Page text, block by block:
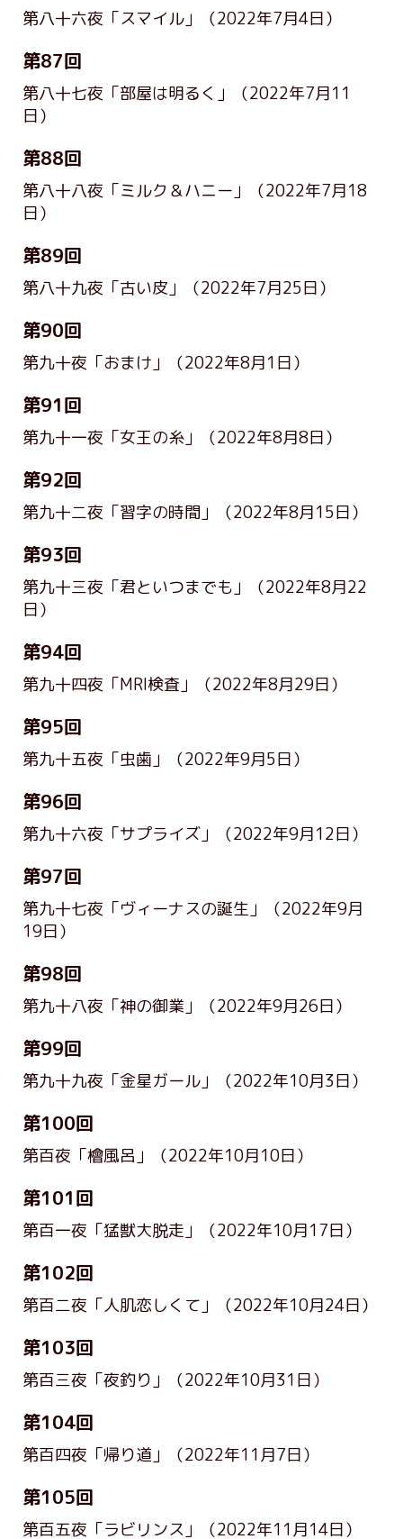
第八十六夜「スマイル」 （2022年7月4日）
第87回
第八十七夜「部屋は明るく」
（2022年7月11
日）
第88回
第八十八夜「ミルク＆ハニー」
（2022年7月18
日）
第89回
第八十九夜「古い皮」 （2022年7月25日）
第90回
第九十夜「おまけ」 （2022年8月1日）
第91回
第九十一夜「女王の糸」 （2022年8月8日）
第92回
第九十二夜「習字の時間」 （2022年8月15日）
第93回
第九十三夜「君といつまでも」
（2022年8月22
日）
第94回
第九十四夜「MRI検査」 （2022年8月29日）
第95回
第九十五夜「虫歯」 （2022年9月5日）
第96回
第九十六夜「サプライズ」 （2022年9月12日）
第97回
第九十七夜「ヴィーナスの誕生」
（2022年9月
19日）
第98回
第九十八夜「神の御業」 （2022年9月26日）
第99回
第九十九夜「金星ガール」 （2022年10月3日）
第100回
第百夜「檜風呂」 （2022年10月10日）
第101回
第百一夜「猛獣大脱走」 （2022年10月17日）
第102回
第百二夜「人肌恋しくて」 （2022年10月24日）
第103回
第百三夜「夜釣り」 （2022年10月31日）
第104回
第百四夜「帰り道」 （2022年11月7日）
第105回
第百五夜「ラビリンス」 （2022年11月14日）